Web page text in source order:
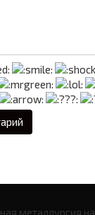
металлургия на